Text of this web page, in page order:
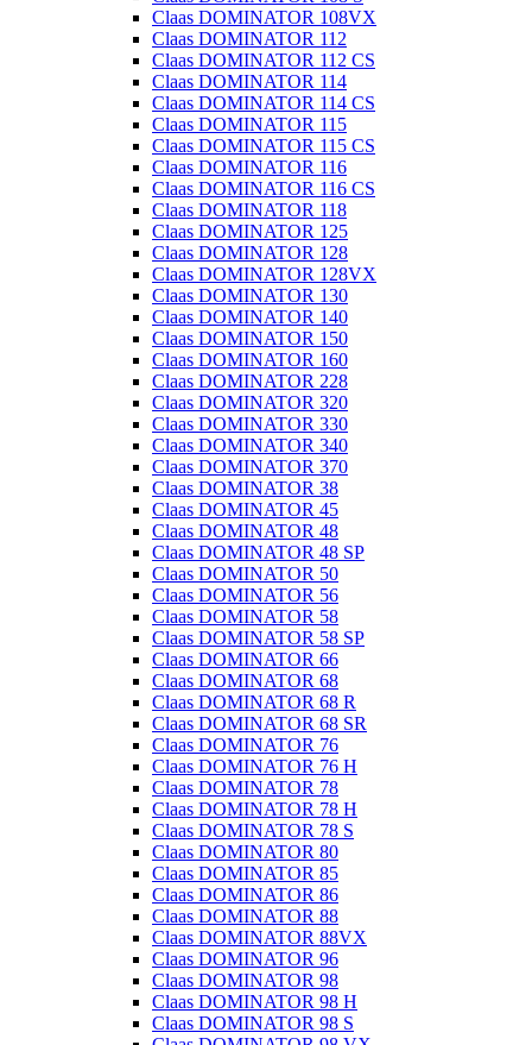
Claas DOMINATOR 108VX
Claas DOMINATOR 112
Claas DOMINATOR 112 CS
Claas DOMINATOR 114
Claas DOMINATOR 114 CS
Claas DOMINATOR 115
Claas DOMINATOR 115 CS
Claas DOMINATOR 116
Claas DOMINATOR 116 CS
Claas DOMINATOR 118
Claas DOMINATOR 125
Claas DOMINATOR 128
Claas DOMINATOR 128VX
Claas DOMINATOR 130
Claas DOMINATOR 140
Claas DOMINATOR 150
Claas DOMINATOR 160
Claas DOMINATOR 228
Claas DOMINATOR 320
Claas DOMINATOR 330
Claas DOMINATOR 340
Claas DOMINATOR 370
Claas DOMINATOR 38
Claas DOMINATOR 45
Claas DOMINATOR 48
Claas DOMINATOR 48 SP
Claas DOMINATOR 50
Claas DOMINATOR 56
Claas DOMINATOR 58
Claas DOMINATOR 58 SP
Claas DOMINATOR 66
Claas DOMINATOR 68
Claas DOMINATOR 68 R
Claas DOMINATOR 68 SR
Claas DOMINATOR 76
Claas DOMINATOR 76 H
Claas DOMINATOR 78
Claas DOMINATOR 78 H
Claas DOMINATOR 78 S
Claas DOMINATOR 80
Claas DOMINATOR 85
Claas DOMINATOR 86
Claas DOMINATOR 88
Claas DOMINATOR 88VX
Claas DOMINATOR 96
Claas DOMINATOR 98
Claas DOMINATOR 98 H
Claas DOMINATOR 98 S